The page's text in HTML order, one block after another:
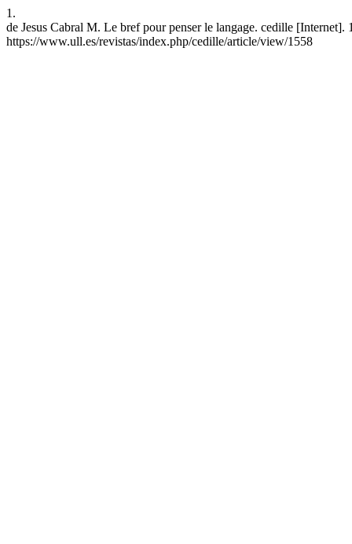
1.
de Jesus Cabral M. Le bref pour penser le langage. cedille
https://www.ull.es/revistas/index.php/cedille/article/view/1558